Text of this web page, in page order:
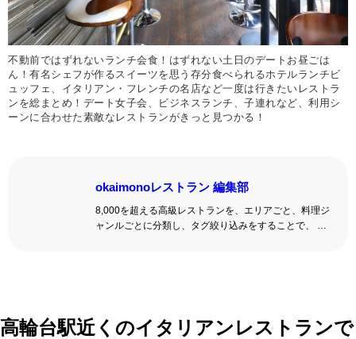
不動前ではずれないランチ会食！はずれない土日のデートお昼ごは
ん！有名シェフが作るスイーツを思う存分食べられるホテルランチビ
ュッフェ、イタリアン・フレンチの名店など一度は行きたいレストラ
ンを総まとめ！デート女子会、ビジネスランチ、子連れなど、利用シ
ーンに合わせた素敵なレストランがきっと見つかる！
okaimonoレストラン 編集部
8,000を超える高級レストランを、エリアごと、料理ジ
ャンルごとに分類し、タグ絞り込みをすることで、 い
高輪台駅近くのイタリアンレストランで